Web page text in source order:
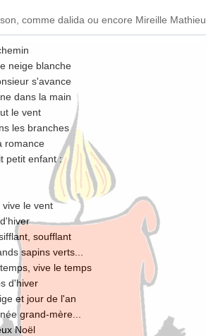
comme dalida ou encore Mireille Mathieu.
neige blanche
s'avance
dans la main
le vent
les branches
romance
petit enfant :
vive le vent
soufflant
sapins verts...
vive le temps
d'hiver
et jour de l'an
grand-mère...
Noël